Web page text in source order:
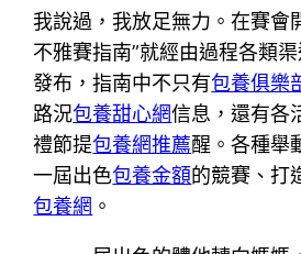
我說過，我放足無力。在賽會
不雅賽指南”就經由過程各類
發布，指南中不只有包養俱樂
路況包養甜心網信息，還有各
禮節提包養網推薦醒。各種舉
一屆出色包養金額的競賽、打
包養網 。